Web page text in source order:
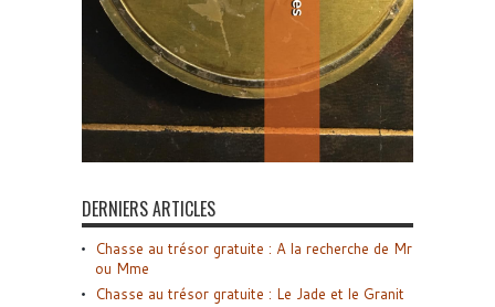
DERNIERS ARTICLES
Chasse au trésor gratuite : A la recherche de Mr
ou Mme
Chasse au trésor gratuite : Le Jade et le Granit